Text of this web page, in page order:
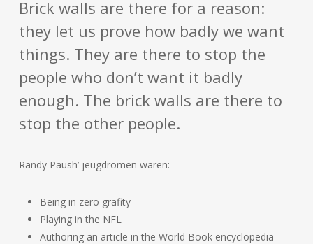
Brick walls are there for a reason:
they let us prove how badly we want
things. They are there to stop the
people who don’t want it badly
enough. The brick walls are there to
stop the other people.
Randy Paush’ jeugdromen waren:
Being in zero grafity
Playing in the NFL
Authoring an article in the World Book encyclopedia